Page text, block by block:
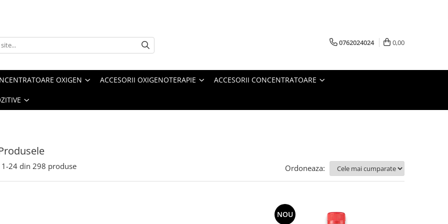
0762024024 0,00
OXIGEN ACCESORII OXIGENOTERAPIE ACCESORII CONCENTRATOARE
1-24 din 298 produse Ordoneaza:
NOU